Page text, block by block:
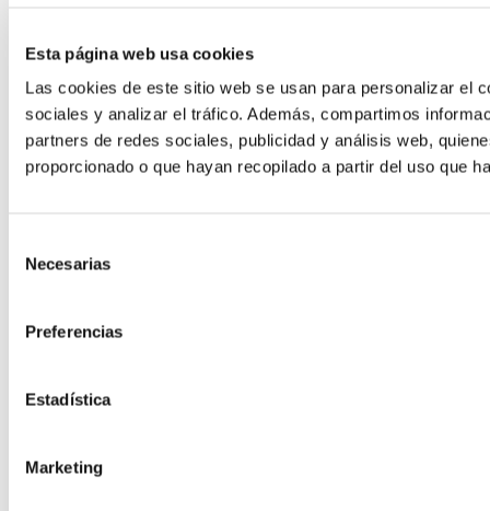
Esta página web usa cookies
Las cookies de este sitio web se usan para personalizar el
sociales y analizar el tráfico. Además, compartimos
partners de redes sociales, publicidad y análisis web,
proporcionado o que hayan recopilado a partir del uso que
Necesarias
Preferencias
Estadística
Marketing
Hosting para Moodle
El LMS más potente para formación